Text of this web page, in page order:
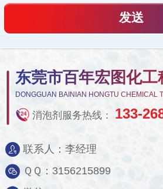
东莞市百年宏图化工
DONGGUAN BAINIAN HONGTU CHEMICAL
消泡剂服务热线： 133-
联系人：李经理
ＱＱ：3156215899